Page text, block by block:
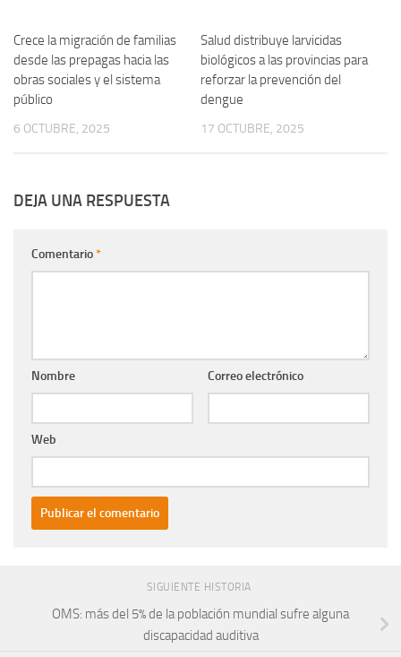
Crece la migración de familias
desde las prepagas hacia las
obras sociales y el sistema
público
6 OCTUBRE, 2025
Salud distribuye larvicidas
biológicos a las provincias para
reforzar la prevención del
dengue
17 OCTUBRE, 2025
DEJA UNA RESPUESTA
Comentario*
Nombre Correo electrónico
Web
SIGUIENTE HISTORIA
OMS: más del 5% de la población mundial sufre alguna
discapacidad auditiva